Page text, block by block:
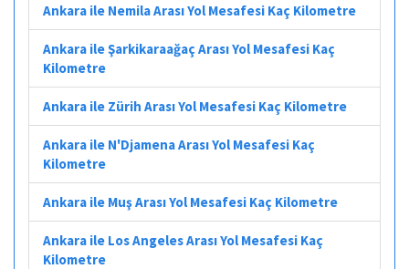
Ankara ile Nemila Arası Yol Mesafesi Kaç Kilometre
Ankara ile Şarkikaraağaç Arası Yol Mesafesi Kaç
Kilometre
Ankara ile Zürih Arası Yol Mesafesi Kaç Kilometre
Ankara ile N'Djamena Arası Yol Mesafesi Kaç
Kilometre
Ankara ile Muş Arası Yol Mesafesi Kaç Kilometre
Ankara ile Los Angeles Arası Yol Mesafesi Kaç
Kilometre